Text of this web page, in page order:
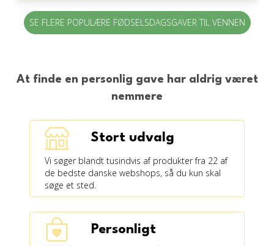
Fremragende Trustpilot rating
på 4.7 ud af 5
SE FLERE POPULÆRE FØDSELSDAGSGAVER TIL VENNEN
At finde en personlig gave har aldrig været
nemmere
Stort udvalg
Vi søger blandt tusindvis af produkter fra 22 af
de bedste danske webshops, så du kun skal
søge et sted.
Personligt